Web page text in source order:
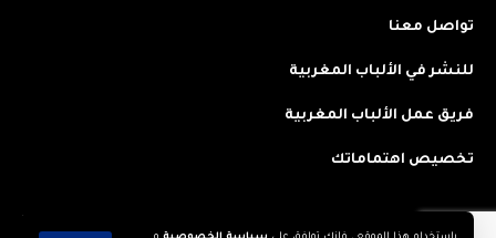
تواصل معنا
للنشر في الألباب المغربية
فريق عمل الألباب المغربية
تخصيص اهتماماتك